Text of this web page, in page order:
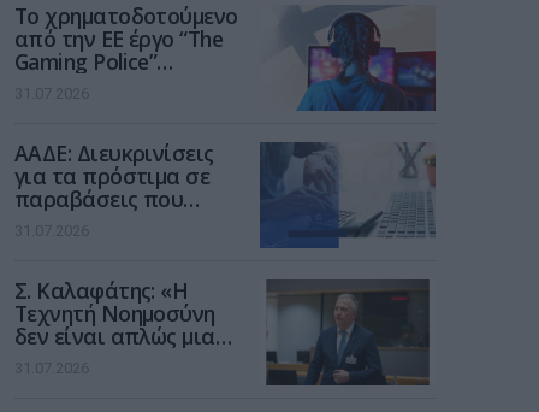
Το χρηματοδοτούμενο
από την ΕΕ έργο “The
Gaming Police”
ενισχύει την ασφάλεια
των παιδιών στο
31.07.2026
ΑΑΔΕ: Διευκρινίσεις
για τα πρόστιμα σε
παραβάσεις που
αφορούν τους ΦΗΜ
31.07.2026
Σ. Καλαφάτης: «Η
Τεχνητή Νοημοσύνη
δεν είναι απλώς μια
νέα τεχνολογία, είναι
μια νέα βιομηχανική
31.07.2026